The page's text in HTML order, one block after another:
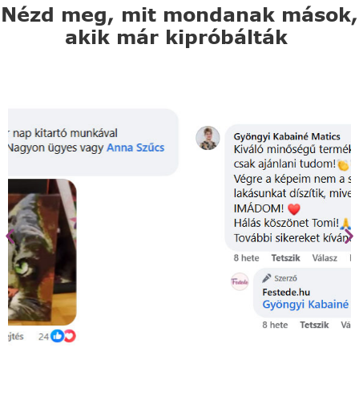
Nézd meg, mit mondanak mások,
akik már kipróbálták